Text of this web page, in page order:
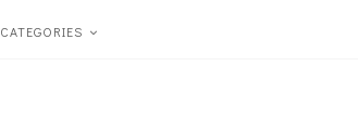
CATEGORIES